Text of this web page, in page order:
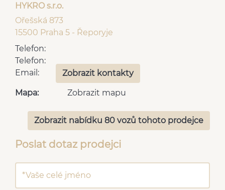
HYKRO s.r.o.
Ořešská 873
15500 Praha 5 - Řeporyje
Telefon:
Telefon:
Email:
Zobrazit kontakty
Mapa: Zobrazit mapu
Zobrazit nabídku 80 vozů tohoto prodejce
Poslat dotaz prodejci